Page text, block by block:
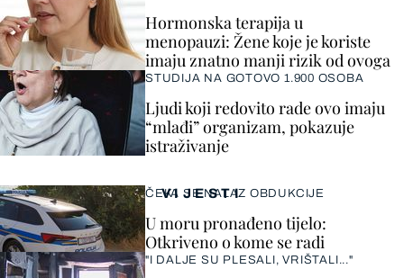
VIJESTI
ČEKA SE NALAZ OBDUKCIJE
U moru pronađeno tijelo:
Otkriveno o kome se radi
"I DALJE SU PLESALI, VRIŠTALI..."
Hormonska terapija u
menopauzi: Žene koje je koriste
imaju znatno manji rizik od ovoga
STUDIJA NA GOTOVO 1.900 OSOBA
Ljudi koji redovito rade ovo imaju
“mlađi” organizam, pokazuje
istraživanje